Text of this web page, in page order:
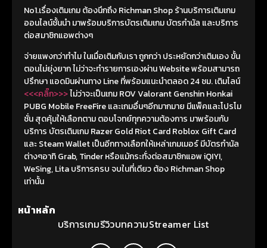
No1.เรื่องเติมเกม ต้องนึกถึง Richman Shop ร้านบริการเติมเกม
ออนไลน์ชั้นนำ มาพร้อมบริการบัตรเติมเกม บัตรกำนัล และบริการ
ต่อสมาชิกแอพต่างๆ
จ่ายแพงกว่าทำไม ในเมื่อเติมกับเรา ถูกกว่า ประหยัดกว่าเติมเอง ขั้น
ตอนไม่ยุ่งยาก ไม่ว่าจะทำรายการเองผ่าน Website พร้อมสามารถ
ปรึกษา แอดมินผ่านทาง Line ที่พร้อมแนะนำตลอด 24 ชม. เติมไลน์
<<<คลิ๊ก>>>ไม่ว่าจะเป็นเกม ROV Valorant Genshin Honkai
PUBG Mobile FreeFire และเกมอื่นๆอีกมากมาย มีแพ็คและโปรโม
ชั่น สุดคุ้มให้เลือกตาม ตอบโจทย์ทุกความต้องการ มาพร้อมกับ
บริการ บัตรเติมเกม Razer Gold Riot Card Roblox Gift Card
และ Steam Wallet เป็นอีกทางเลือกให้เหล่าเกมเมอร์ มีบัตรกำนัล
ต่างๆอาทิ Grab, Tinder หรือแม้กระทั่งต่อสมาชิกแอพ iQIYI,
WeSing, Lita บริการครบ จบในที่เดียว ต้อง Richman Shop
เท่านั้น
หน้าหลัก
บริการเกมรีวิวบทความStreamer List